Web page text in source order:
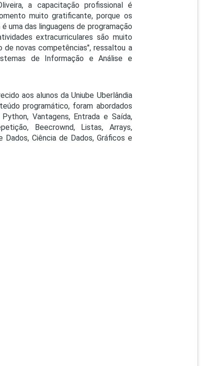
a capacitação profissional é
muito gratificante, porque os
uma das linguagens de programação
extracurriculares são muito
de novas competências", ressaltou a
de Informação e Análise e
aos alunos da Uniube Uberlândia
programático, foram abordados
Vantagens, Entrada e Saída,
Beecrownd, Listas, Arrays,
Dados, Ciência de Dados, Gráficos e